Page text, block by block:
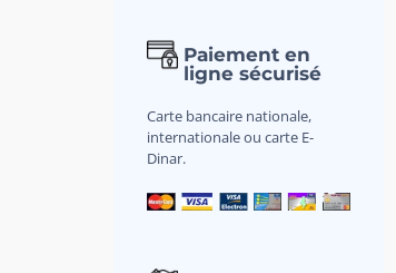
Paiement en
ligne sécurisé
Carte bancaire nationale,
internationale ou carte E-
Dinar.